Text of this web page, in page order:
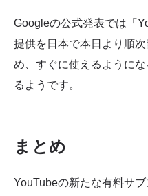
Googleの公式発表では「
提供を日本で本日より順
め、すぐに使えるように
るようです。
まとめ
YouTubeの新たな有料サ